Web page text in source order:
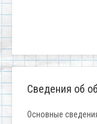
Сведения об
Основные